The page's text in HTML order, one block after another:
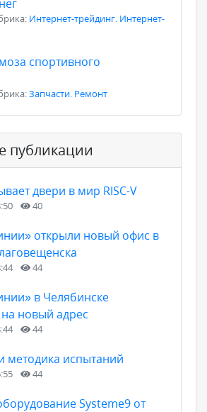
Интернет-трейдинг. Интернет-
спортивного
Запчасти. Ремонт
публикации
двери в мир RISC-V
40
открыли новый офис в
44
в Челябинске
новый адрес
44
методика испытаний
44
Systeme9 от